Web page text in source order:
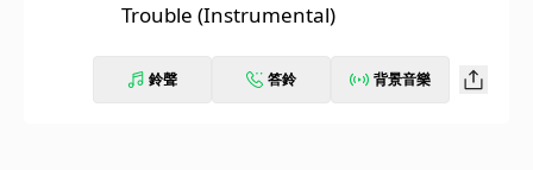
Trouble (Instrumental)
鈴聲 答鈴 背景音樂